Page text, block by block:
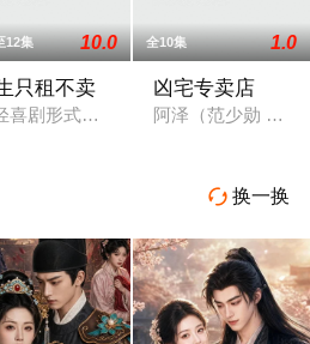
监朱欣葵（邵雨薇 饰）竟意外成为
12集 10.0
只租不卖
喜剧形式演绎租赁管理师与房客、房
全10集 1.0
凶宅专卖店
阿泽（范少勋 饰）
 换一换